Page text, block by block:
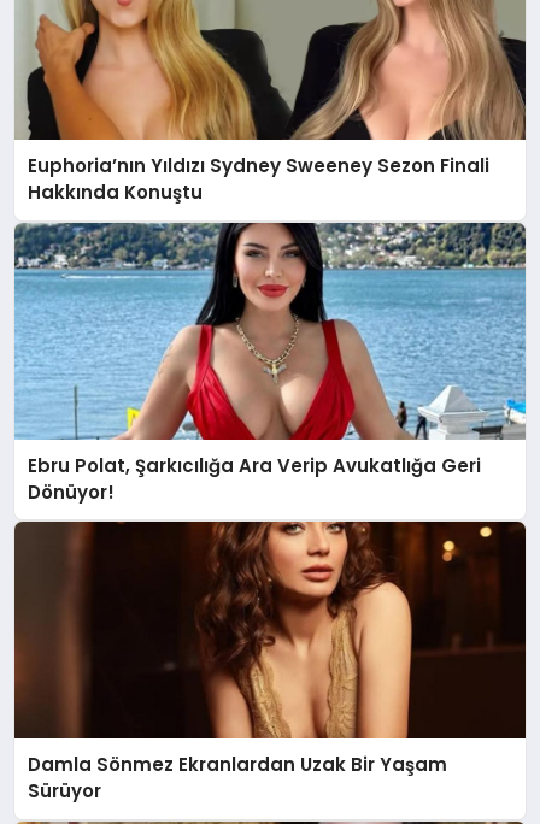
Euphoria’nın Yıldızı Sydney Sweeney Sezon Finali
Hakkında Konuştu
Ebru Polat, Şarkıcılığa Ara Verip Avukatlığa Geri
Dönüyor!
Damla Sönmez Ekranlardan Uzak Bir Yaşam
Sürüyor